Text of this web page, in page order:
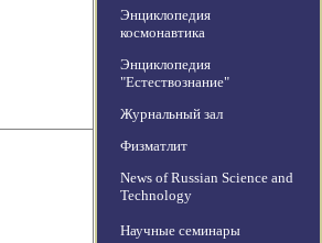
Энциклопедия
космонавтика
Энциклопедия
"Естествознание"
Журнальный зал
Физматлит
News of Russian Science and
Technology
Научные семинары